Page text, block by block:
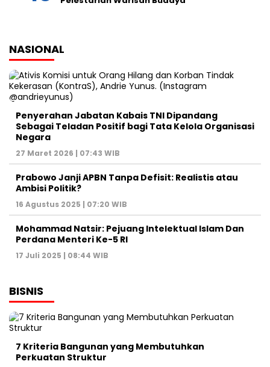
NASIONAL
Penyerahan Jabatan Kabais TNI Dipandang
Sebagai Teladan Positif bagi Tata Kelola Organisasi
Negara
27 Maret 2026 | 07:43 WIB
Prabowo Janji APBN Tanpa Defisit: Realistis atau
Ambisi Politik?
16 Agustus 2025 | 07:20 WIB
Mohammad Natsir: Pejuang Intelektual Islam Dan
Perdana Menteri Ke-5 RI
17 Juli 2025 | 08:44 WIB
BISNIS
7 Kriteria Bangunan yang Membutuhkan
Perkuatan Struktur